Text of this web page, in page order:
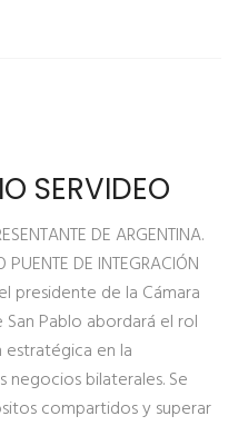
SERVIDEO
DE ARGENTINA.
DE INTEGRACIÓN
presidente de la Cámara
Pablo abordará el rol
en la
bilaterales. Se
compartidos y superar